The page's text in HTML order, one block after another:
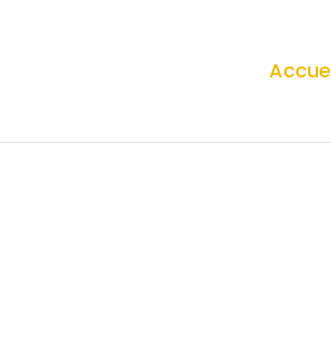
* However, the dangerous code has been